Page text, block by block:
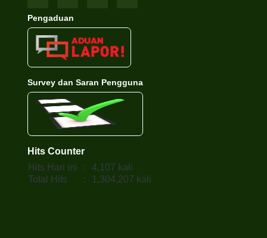
Pengaduan
Survey dan Saran Pengguna
Hits Counter
Hits Hari ini
:
4,107 kali
Total Hits
: 1,304,207 kali